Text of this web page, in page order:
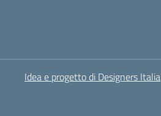
Idea e progetto di Designers Italia